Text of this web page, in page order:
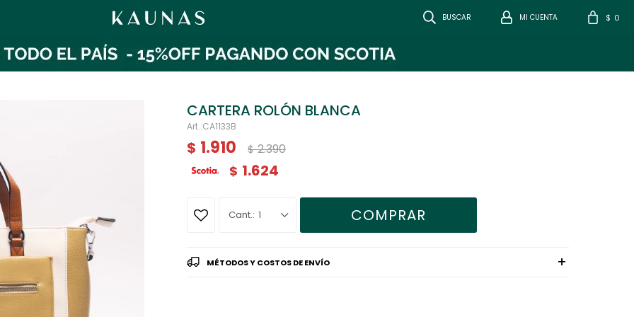
$ 0
CARTERA ROLÓN BLANCA
CA1133B
$ 1.910 $ 2.390
$ 1.624
1 COMPRAR
MÉTODOS Y COSTOS DE ENVÍO